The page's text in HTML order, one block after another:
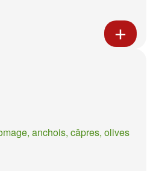
anchois, câpres, olives